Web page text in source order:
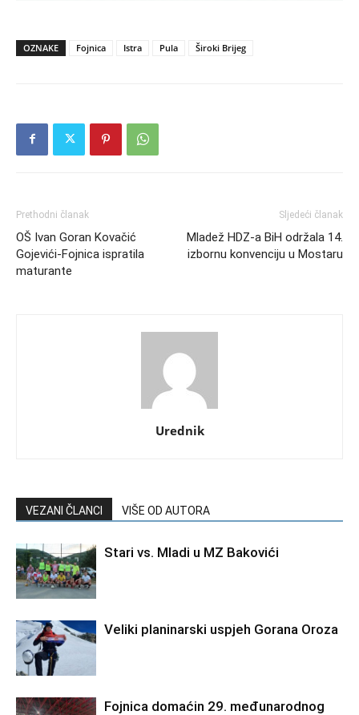
OZNAKE Fojnica Istra Pula Široki Brijeg
Prethodni članak
OŠ Ivan Goran Kovačić
Gojevići-Fojnica ispratila
maturante
Sljedeći članak
Mladež HDZ-a BiH održala 14.
izbornu konvenciju u Mostaru
Urednik
VEZANI ČLANCI VIŠE OD AUTORA
Stari vs. Mladi u MZ Bakovići
Veliki planinarski uspjeh Gorana Oroza
Fojnica domaćin 29. međunarodnog